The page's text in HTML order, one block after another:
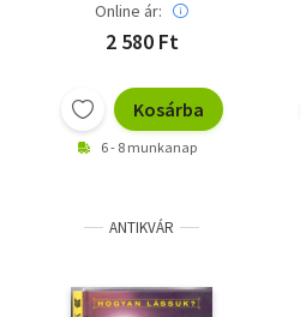
Online ár:
2 580 Ft
Kosárba
6 - 8 munkanap
ANTIKVÁR